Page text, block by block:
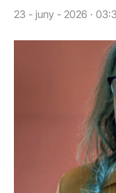
23 - juny - 2026 ·